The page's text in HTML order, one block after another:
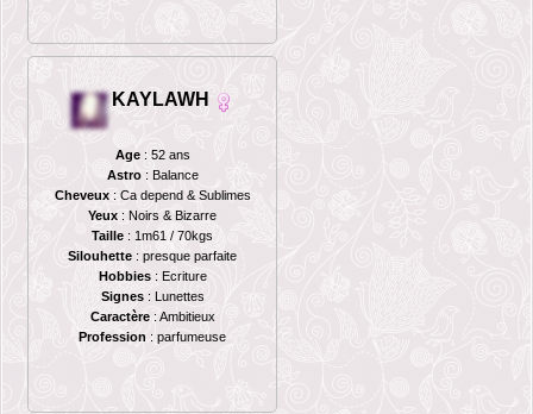
KAYLAWH
Age: 52 ans
Astro: Balance
Cheveux: Ca depend & Sublimes
Yeux : Noirs & Bizarre
Taille : 1m61 / 70kgs
Silouhette : presque parfaite
Hobbies: Ecriture
Signes: Lunettes
Caractère: Ambitieux
Profession : parfumeuse